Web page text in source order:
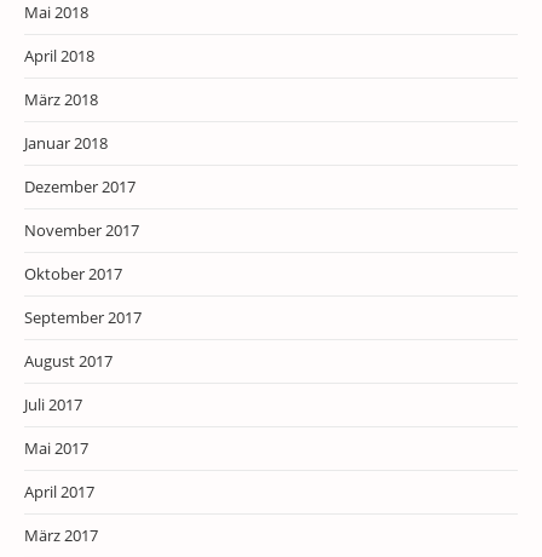
Mai 2018
April 2018
März 2018
Januar 2018
Dezember 2017
November 2017
Oktober 2017
September 2017
August 2017
Juli 2017
Mai 2017
April 2017
März 2017